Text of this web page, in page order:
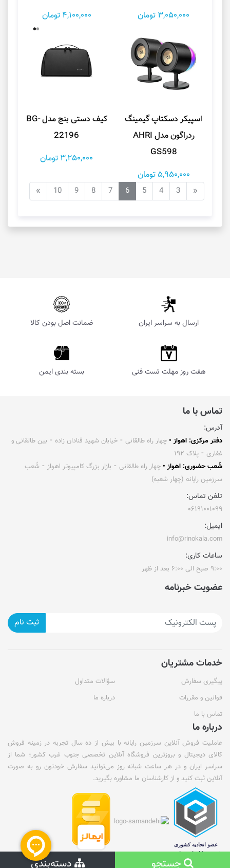
3,050,000 تومان
4,100,000 تومان
اسپیکر دسکتاپ گیمینگ
ردراگون مدل AHRI
GS598
5,950,000 تومان
کیف دستی بنج مدل BG-
22196
3,250,000 تومان
«
3
4
5
6
7
8
9
10
»
ارسال به سراسر ایران ضمانت اصل بودن کالا
هفت روز مهلت تست فنی بسته بندی ایمن
تماس با ما
آدرس:
دفتر مرکزی: اهواز • چهار راه طالقانی ⁃ خیابان شهید قنادان زاده ⁃ بین طالقانی و
غفاری ⁃ پلاک ۱۹۲
شُعب حضوری: اهواز • چهار راه طالقانی ⁃ بازار بزرگ کامپیوتر اهواز ⁃ شُعب
سرزمین رایانه (چهار شعبه)
تلفن تماس:
۰۶۱۹۱۰۰۱۰۹۹
ایمیل:
info@rinokala.com
ساعات کاری:
۹:۰۰ صبح الی ۶:۰۰ بعد از ظهر
عضویت خبرنامه
ثبت نام
خدمات مشتریان
پیگیری سفارش
سؤالات متداول
قوانین و مقررات
درباره ما
تماس با ما
درباره ما
عاملیت فروش آنلاین سرزمین رایانه با بیش از ده سال تجربه در زمینه فروش
کالای دیجیتال و بروزترین فروشگاه آنلاین تخصصی جنوب غرب کشور؛ شما از
سراسر ایران و در هر ساعت شبانه روز می‌توانید سفارش خودتون رو به صورت
آنلاین ثبت کنید و از کارشناسان ما مشاوره بگیرید.